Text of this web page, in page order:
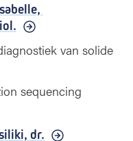
van solide
sequencing
dr.